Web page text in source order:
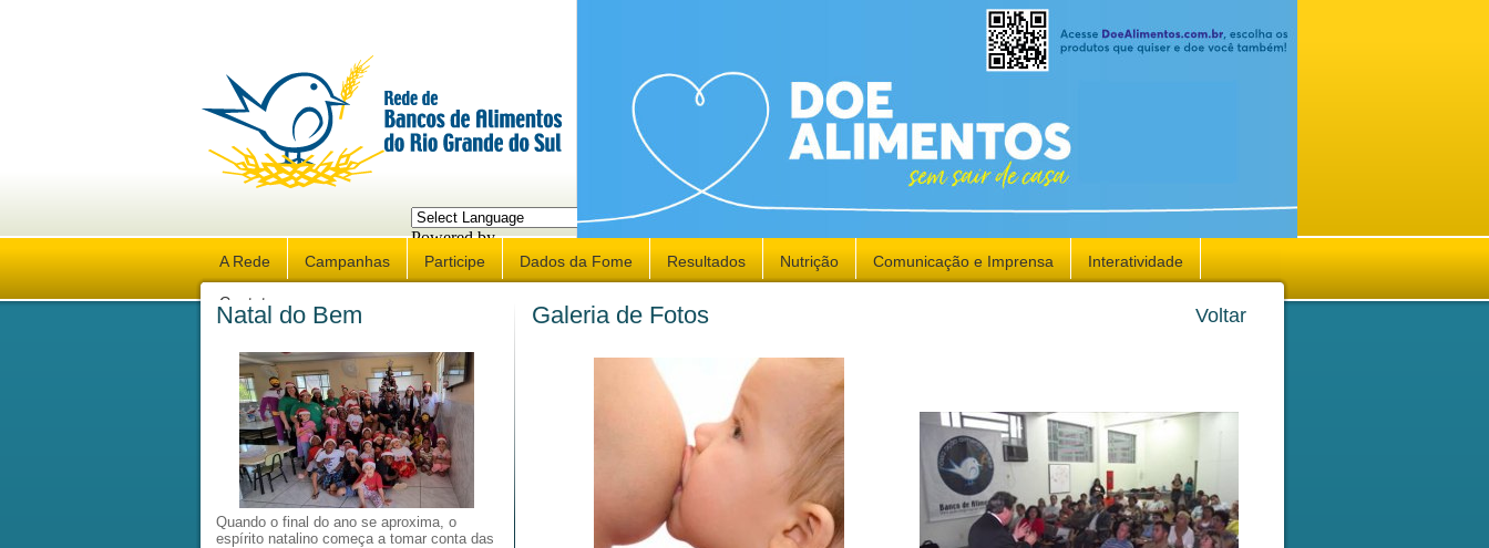
Powered by
Translate
A Rede Campanhas Participe Dados da Fome Resultados Nutrição Comunicação e Imprensa Interatividade
Contato
Natal do Bem
Quando o final do ano se aproxima, o
espírito natalino começa a tomar conta das
Voltar
Galeria de Fotos